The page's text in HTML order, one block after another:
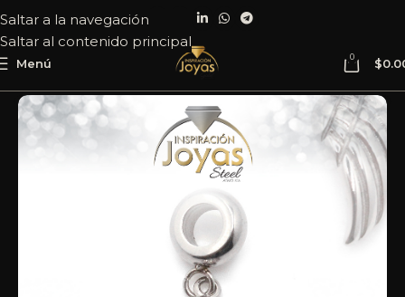
Saltar a la navegación
Saltar al contenido principal
Menú 0 $